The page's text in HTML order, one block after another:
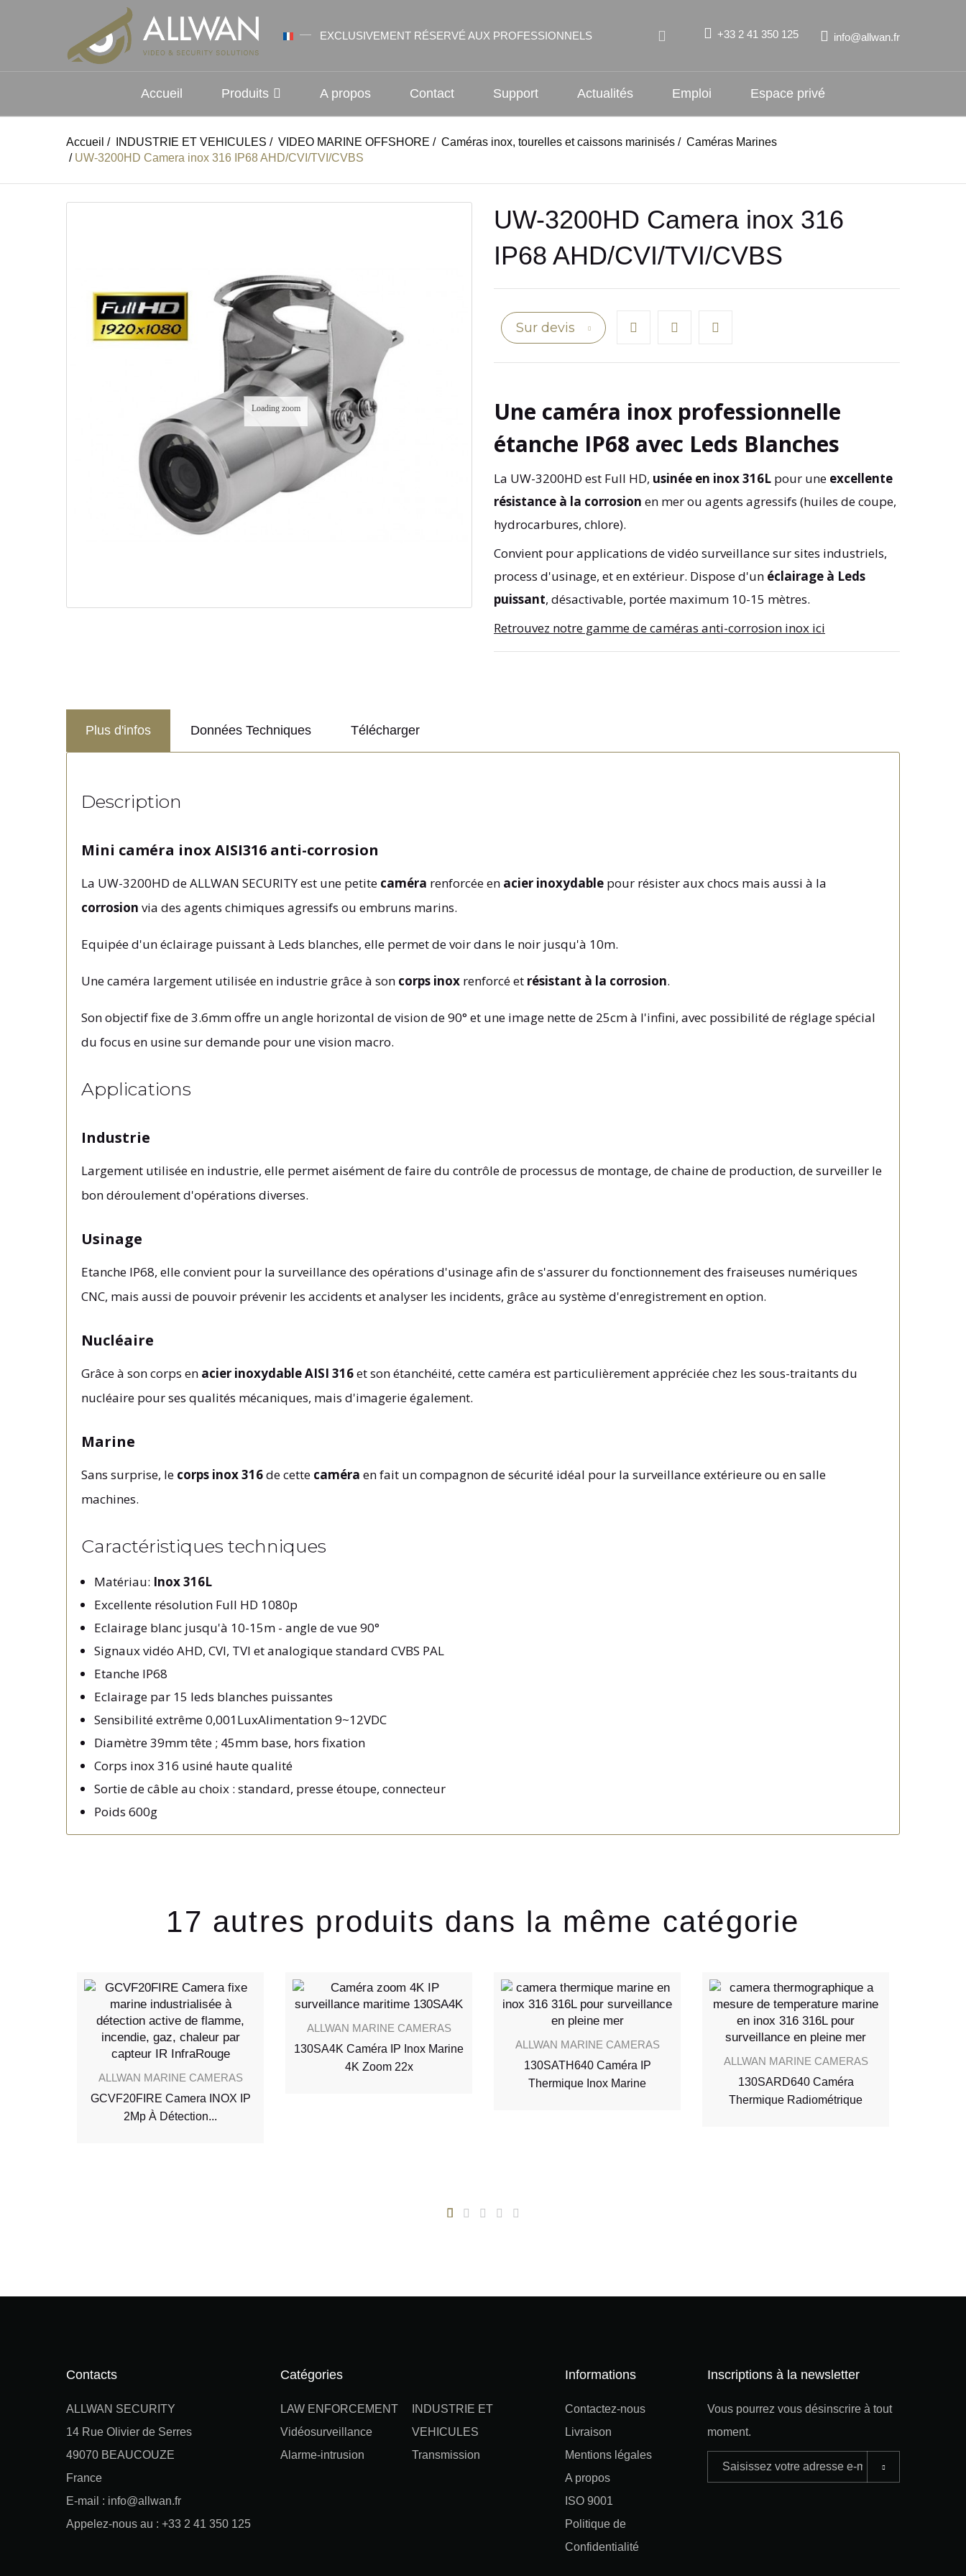
EXCLUSIVEMENT RÉSERVÉ AUX PROFESSIONNELS +33 2 41 350 125 info@allwan.fr
Accueil Produits A propos Contact Support Actualités Emploi Espace privé
Accueil / INDUSTRIE ET VEHICULES / VIDEO MARINE OFFSHORE / Caméras inox, tourelles et caissons marinisés / Caméras Marines
/ UW-3200HD Camera inox 316 IP68 AHD/CVI/TVI/CVBS
Loading zoom
UW-3200HD Camera inox 316
IP68 AHD/CVI/TVI/CVBS
Sur devis
Une caméra inox professionnelle
étanche IP68 avec Leds Blanches
La UW-3200HD est Full HD, usinée en inox 316L pour une excellente
résistance à la corrosion en mer ou agents agressifs (huiles de coupe,
hydrocarbures, chlore).
Convient pour applications de vidéo surveillance sur sites industriels,
process d'usinage, et en extérieur. Dispose d'un éclairage à Leds
puissant, désactivable, portée maximum 10-15 mètres.
Retrouvez notre gamme de caméras anti-corrosion inox ici
Plus d'infos Données Techniques Télécharger
Description
Mini caméra inox AISI316 anti-corrosion
La UW-3200HD de ALLWAN SECURITY est une petite caméra renforcée en acier inoxydable pour résister aux chocs mais aussi à la
corrosion via des agents chimiques agressifs ou embruns marins.
Equipée d'un éclairage puissant à Leds blanches, elle permet de voir dans le noir jusqu'à 10m.
Une caméra largement utilisée en industrie grâce à son corps inox renforcé et résistant à la corrosion.
Son objectif fixe de 3.6mm offre un angle horizontal de vision de 90° et une image nette de 25cm à l'infini, avec possibilité de réglage spécial
du focus en usine sur demande pour une vision macro.
Applications
Industrie
Largement utilisée en industrie, elle permet aisément de faire du contrôle de processus de montage, de chaine de production, de surveiller le
bon déroulement d'opérations diverses.
Usinage
Etanche IP68, elle convient pour la surveillance des opérations d'usinage afin de s'assurer du fonctionnement des fraiseuses numériques
CNC, mais aussi de pouvoir prévenir les accidents et analyser les incidents, grâce au système d'enregistrement en option.
Nucléaire
Grâce à son corps en acier inoxydable AISI 316et son étanchéité, cette caméra est particulièrement appréciée chez les sous-traitants du
nucléaire pour ses qualités mécaniques, mais d'imagerie également.
Marine
Sans surprise, le corps inox 316de cette caméra en fait un compagnon de sécurité idéal pour la surveillance extérieure ou en salle
machines.
Caractéristiques techniques
Matériau: Inox 316L
Excellente résolution Full HD 1080p
Eclairage blanc jusqu'à 10-15m - angle de vue 90°
Signaux vidéo AHD, CVI, TVI et analogique standard CVBS PAL
Etanche IP68
Eclairage par 15 leds blanches puissantes
Sensibilité extrême 0,001LuxAlimentation 9~12VDC
Diamètre 39mm tête ; 45mm base, hors fixation
Corps inox 316 usiné haute qualité
Sortie de câble au choix : standard, presse étoupe, connecteur
Poids 600g
17 autres produits dans la même catégorie
ALLWAN MARINE CAMERAS
GCVF20FIRE Camera INOX IP
2Mp À Détection...
ALLWAN MARINE CAMERAS
130SA4K Caméra IP Inox Marine
4K Zoom 22x
ALLWAN MARINE CAMERAS
130SATH640 Caméra IP
Thermique Inox Marine
ALLWAN MARINE CAMERAS
130SARD640 Caméra
Thermique Radiométrique
Contacts
ALLWAN SECURITY
14 Rue Olivier de Serres
49070 BEAUCOUZE
France
E-mail : info@allwan.fr
Appelez-nous au : +33 2 41 350 125
Catégories
INDUSTRIE ET
VEHICULES
LAW ENFORCEMENT
Vidéosurveillance
Transmission
Alarme-intrusion
Informations
Contactez-nous
Livraison
Mentions légales
A propos
ISO 9001
Politique de
Confidentialité
Inscriptions à la newsletter
Vous pourrez vous désinscrire à tout
moment.
Adresse
e-